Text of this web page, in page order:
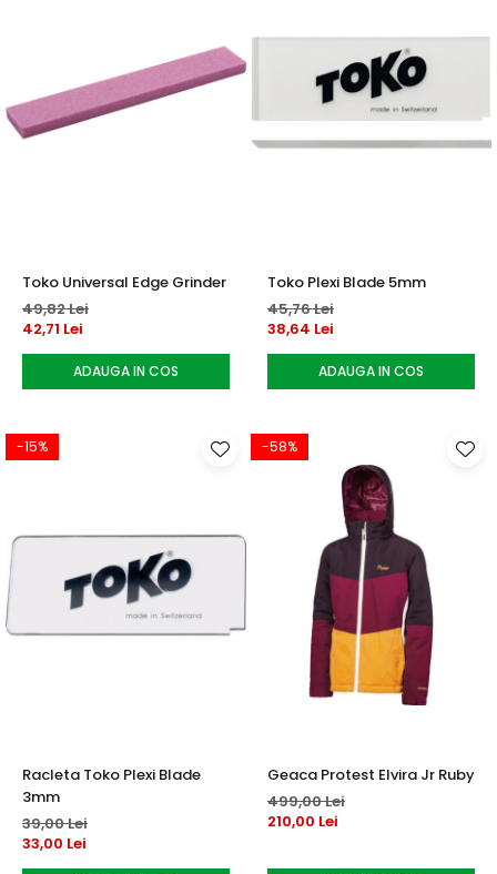
Toko Universal Edge Grinder
49,82 Lei
42,71 Lei
ADAUGA IN COS
Toko Plexi Blade 5mm
45,76 Lei
38,64 Lei
ADAUGA IN COS
-15%
Racleta Toko Plexi Blade
3mm
39,00 Lei
33,00 Lei
-58%
Geaca Protest Elvira Jr Ruby
499,00 Lei
210,00 Lei